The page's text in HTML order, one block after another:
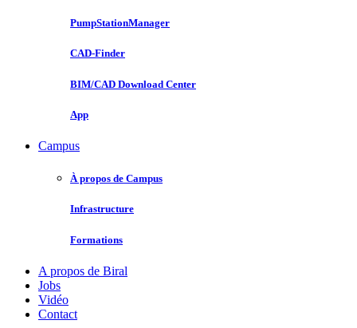
PumpStationManager
CAD-Finder
BIM/CAD Download Center
App
Campus
À propos de Campus
Infrastructure
Formations
A propos de Biral
Jobs
Vidéo
Contact